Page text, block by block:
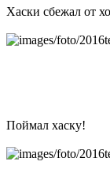
Хаски сбежал от
Поймал хаску!